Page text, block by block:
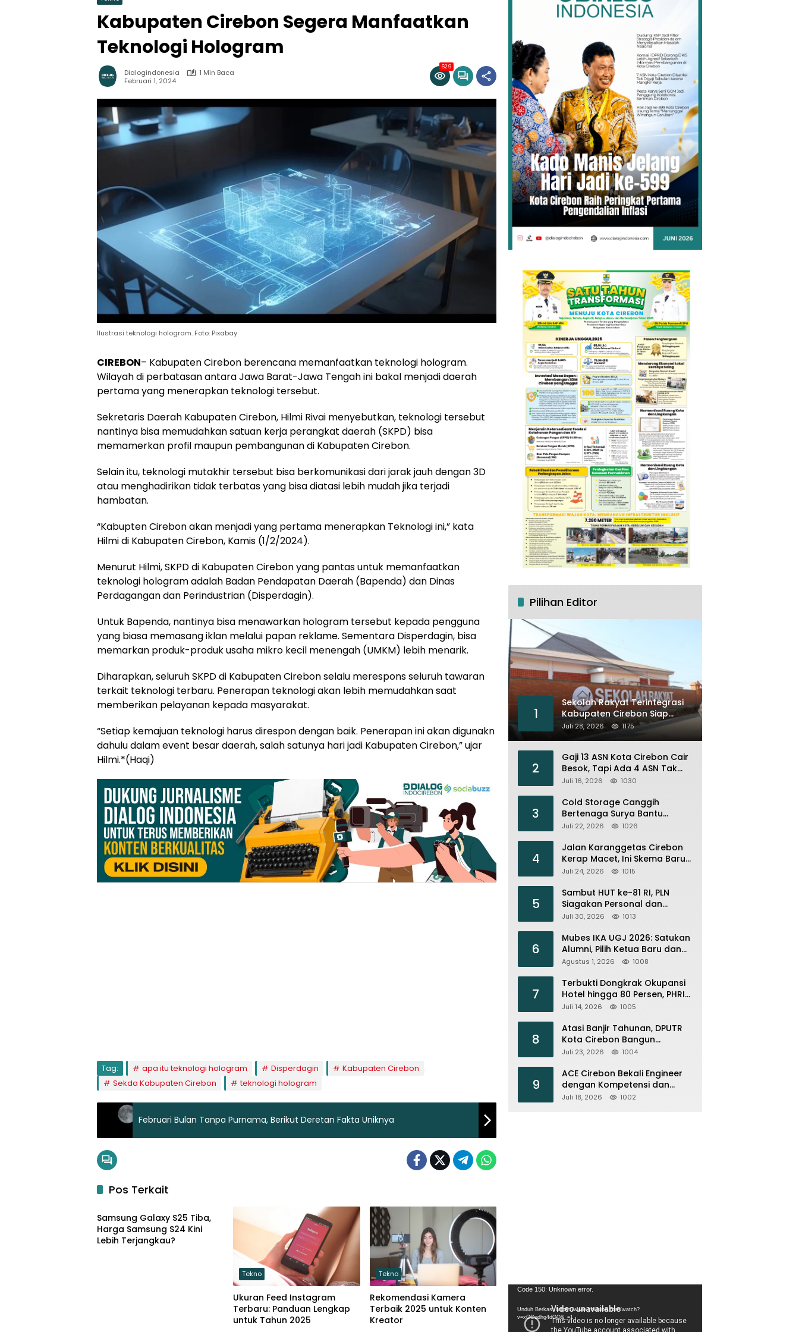
Kabupaten Cirebon Segera Manfaatkan
Teknologi Hologram
Dialogindonesia
1 Min Baca
Februari 1, 2024
629
Ilustrasi teknologi hologram. Foto: Pixabay
CIREBON– Kabupaten Cirebon berencana memanfaatkan teknologi hologram.
Wilayah di perbatasan antara Jawa Barat-Jawa Tengah ini bakal menjadi daerah
pertama yang menerapkan teknologi tersebut.
Sekretaris Daerah Kabupaten Cirebon, Hilmi Rivai menyebutkan, teknologi tersebut
nantinya bisa memudahkan satuan kerja perangkat daerah (SKPD) bisa
memamerkan profil maupun pembangunan di Kabupaten Cirebon.
Selain itu, teknologi mutakhir tersebut bisa berkomunikasi dari jarak jauh dengan 3D
atau menghadirikan tidak terbatas yang bisa diatasi lebih mudah jika terjadi
hambatan.
“Kabupten Cirebon akan menjadi yang pertama menerapkan Teknologi ini,” kata
Hilmi di Kabupaten Cirebon, Kamis (1/2/2024).
Menurut Hilmi, SKPD di Kabupaten Cirebon yang pantas untuk memanfaatkan
teknologi hologram adalah Badan Pendapatan Daerah (Bapenda) dan Dinas
Perdagangan dan Perindustrian (Disperdagin).
Untuk Bapenda, nantinya bisa menawarkan hologram tersebut kepada pengguna
yang biasa memasang iklan melalui papan reklame. Sementara Disperdagin, bisa
memarkan produk-produk usaha mikro kecil menengah (UMKM) lebih menarik.
Diharapkan, seluruh SKPD di Kabupaten Cirebon selalu merespons seluruh tawaran
terkait teknologi terbaru. Penerapan teknologi akan lebih memudahkan saat
memberikan pelayanan kepada masyarakat.
“Setiap kemajuan teknologi harus direspon dengan baik. Penerapan ini akan digunakn
dahulu dalam event besar daerah, salah satunya hari jadi Kabupaten Cirebon,” ujar
Hilmi.*(Haqi)
Tag: apa itu teknologi hologram Disperdagin
Kabupaten Cirebon
Sekda Kabupaten Cirebon
teknologi hologram
Februari Bulan Tanpa Purnama, Berikut Deretan Fakta Uniknya
Pos Terkait
Tekno
Samsung Galaxy S25 Tiba,
Harga Samsung S24 Kini
Lebih Terjangkau?
Tekno
Ukuran Feed Instagram
Terbaru: Panduan Lengkap
untuk Tahun 2025
Tekno
Rekomendasi Kamera
Terbaik 2025 untuk Konten
Kreator
Tekno
Pilihan Editor
1
Sekolah Rakyat Terintegrasi
Kabupaten Cirebon Siap
Sambut Siswa Lewat Open
House dan MPLS
Juli 28, 2026 1175
2
Gaji 13 ASN Kota Cirebon Cair
Besok, Tapi Ada 4 ASN Tak
Bisa Menikmati
Juli 16, 2026 1030
3
Cold Storage Canggih
Bertenaga Surya Bantu
Nelayan Citemu Pangkas
Juli 22, 2026 1026
4
Jalan Karanggetas Cirebon
Kerap Macet, Ini Skema Baru
yang Disiapkan Dishub
Juli 24, 2026 1015
5
Sambut HUT ke-81 RI, PLN
Siagakan Personal dan
Optimalkan Keandalan
Juli 30, 2026 1013
6
Mubes IKA UGJ 2026: Satukan
Alumni, Pilih Ketua Baru dan
Perkuat Jejaring
Agustus 1, 2026 1008
7
Terbukti Dongkrak Okupansi
Hotel hingga 80 Persen, PHRI :
Perbanyak Event Olahraga di
Juli 14, 2026 1005
8
Atasi Banjir Tahunan, DPUTR
Kota Cirebon Bangun
Tanggul dan Normalisasi
Juli 23, 2026 1004
9
ACE Cirebon Bekali Engineer
dengan Kompetensi dan
Efisiensi Energi
Juli 18, 2026 1002
Pemutar
Code 150: Unknown error.
Unduh Berkas: https://www.youtube.com/watch?
v=xGCudhg4dGQ&_=1